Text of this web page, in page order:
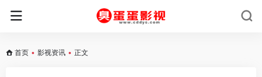
首页 • 影视资讯 • 正文